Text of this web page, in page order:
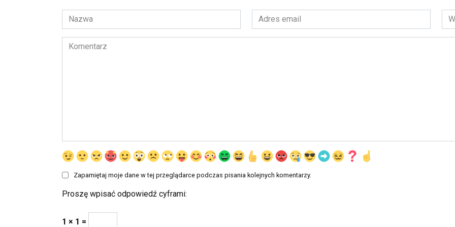
Nazwa
*
Adres
email
*
Komentarz
Zapamiętaj moje dane w tej przeglądarce podczas pisania kolejnych komentarzy.
Proszę wpisać odpowiedź cyframi:
1 × 1 =